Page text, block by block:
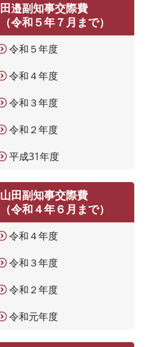
田邉副知事交際費
（令和５年７月まで）
令和５年度
令和４年度
令和３年度
令和２年度
平成31年度
山田副知事交際費
（令和４年６月まで）
令和４年度
令和３年度
令和２年度
令和元年度